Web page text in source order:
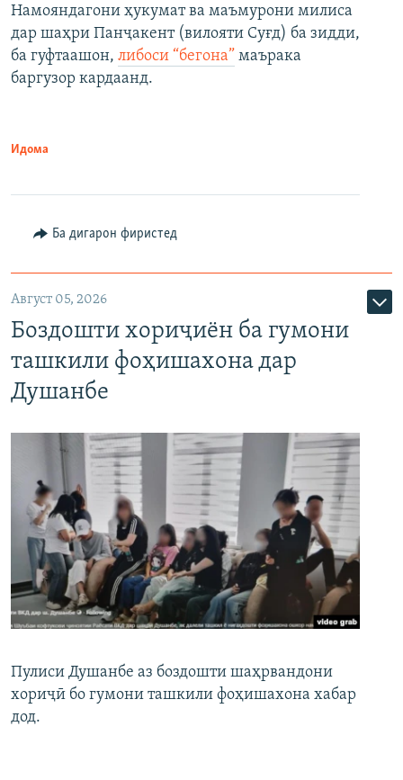
Намояндагони ҳукумат ва маъмурони милиса
дар шаҳри Панҷакент (вилояти Суғд) ба зидди,
ба гуфтаашон, либоси “бегона” маърака
баргузор кардаанд.
Идома
Ба дигарон фиристед
Август 05, 2026
Боздошти хориҷиён ба гумони
ташкили фоҳишахона дар
Душанбе
Пулиси Душанбе аз боздошти шаҳрвандони
хориҷӣ бо гумони ташкили фоҳишахона хабар
дод.